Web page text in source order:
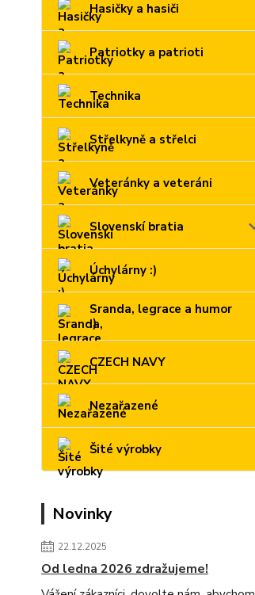
Hasičky a hasiči
Patriotky a patrioti
Technika
Střelkyně a střelci
Veteránky a veteráni
Slovenskí bratia
Úchylárny :)
Sranda, legrace a humor
:)
CZECH NAVY
Nezařazené
Šité výrobky
Novinky
22.12.2025
Od ledna 2026 zdražujeme!